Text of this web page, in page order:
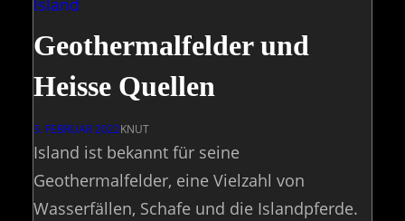
Island
Geothermalfelder und
Heisse Quellen
3. FEBRUAR 2022KNUT
Island ist bekannt für seine
Geothermalfelder, eine Vielzahl von
Wasserfällen, Schafe und die Islandpferde.